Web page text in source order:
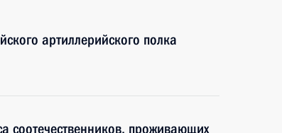
артиллерийского полка
соотечественников, проживающих